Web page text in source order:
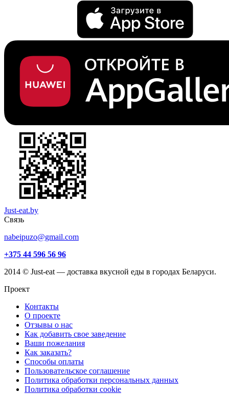
Just-eat.by
Связь
nabeipuzo@gmail.com
+375 44 596 56 96
2014 © Just-eat — доставка вкусной еды в городах Беларуси.
Проект
Контакты
О проекте
Отзывы о нас
Как добавить свое заведение
Ваши пожелания
Как заказать?
Способы оплаты
Пользовательское соглашение
Политика обработки персональных данных
Политика обработки cookie